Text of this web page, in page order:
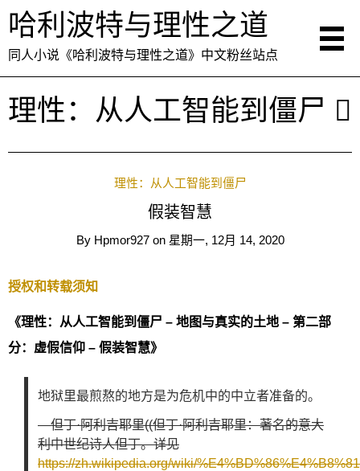
哈利波特与理性之道
同人小说《哈利波特与理性之道》中文粉丝站点
理性：从人工智能到僵尸
理性：从人工智能到僵尸
假装智慧
By Hpmor927 on 星期一, 12月 14, 2020
授权和转载须知
《理性：从人工智能到僵尸 – 地图与真实的土地 – 第二部
分：虚假信仰 – 假装智慧》
地狱里最煎熬的地方是为危机中的中立者准备的。
—但丁·阿利吉耶里((但丁·阿利吉耶里：著名的意大
利中世纪诗人但丁。详见
https://zh.wikipedia.org/wiki/